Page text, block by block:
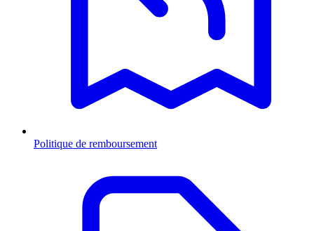
Politique de remboursement